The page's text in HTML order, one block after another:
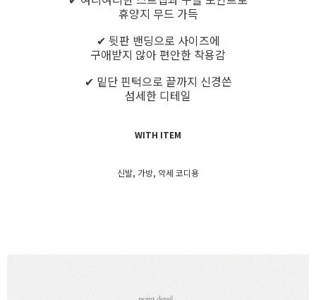
휴양지 무드 가득
✔ 뒷판 밴딩으로 사이즈에
구애받지 않아 편안한 착용감
✔ 밑단 핀턱으로 끝까지 신경쓴
섬세한 디테일
WITH ITEM
신발, 가방, 악세 코디용